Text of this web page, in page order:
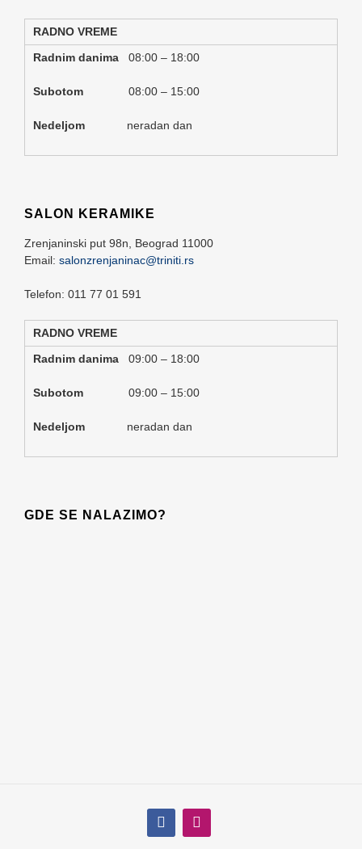
RADNO VREME
Radnim danima 08:00 – 18:00
Subotom 08:00 – 15:00
Nedeljom neradan dan
SALON KERAMIKE
Zrenjaninski put 98n, Beograd 11000
Email: salonzrenjaninac@triniti.rs
Telefon: 011 77 01 591
RADNO VREME
Radnim danima 09:00 – 18:00
Subotom 09:00 – 15:00
Nedeljom neradan dan
GDE SE NALAZIMO?